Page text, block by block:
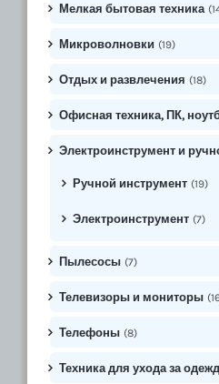
Мелкая бытовая техника
Микроволновки (19)
Отдых и развлечения (18)
Офисная техника, ПК,
Электроинструмент и
Ручной инструмент (19)
Электроинструмент (7)
Пылесосы (7)
Телевизоры и мониторы
Телефоны (8)
Техника для ухода за